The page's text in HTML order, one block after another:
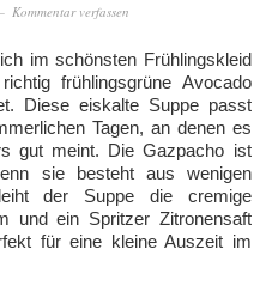
Kommentar verfassen
im schönsten Frühlingskleid
frühlingsgrüne Avocado
Diese eiskalte Suppe passt
Tagen, an denen es
gut meint. Die Gazpacho ist
sie besteht aus wenigen
der Suppe die cremige
und ein Spritzer Zitronensaft
für eine kleine Auszeit im